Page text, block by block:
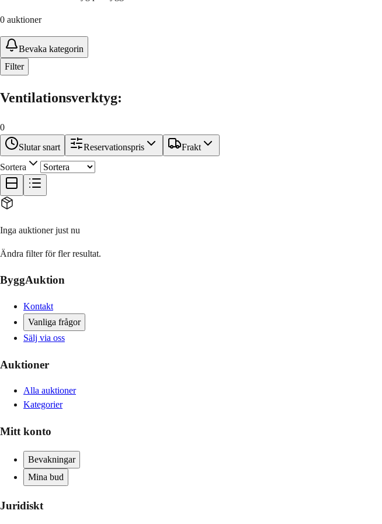
0 auktioner
Bevaka kategorin
Filter
Ventilationsverktyg:
0
Slutar snart
Reservationspris
Frakt
Sortera
Inga auktioner just nu
Ändra filter för fler resultat.
ByggAuktion
Kontakt
Vanliga frågor
Sälj via oss
Auktioner
Alla auktioner
Kategorier
Mitt konto
Bevakningar
Mina bud
Juridiskt